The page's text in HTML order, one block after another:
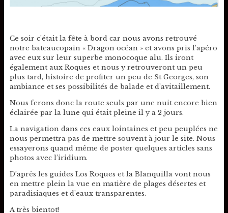
Ce soir c’était la fête à bord car nous avons retrouvé
notre bateaucopain « Dragon océan » et avons pris l’apéro
avec eux sur leur superbe monocoque alu. Ils iront
également aux Roques et nous y retrouveront un peu
plus tard, histoire de profiter un peu de St Georges, son
ambiance et ses possibilités de balade et d’avitaillement.
Nous ferons donc la route seuls par une nuit encore bien
éclairée par la lune qui était pleine il y a 2 jours.
La navigation dans ces eaux lointaines et peu peuplées ne
nous permettra pas de mettre souvent à jour le site. Nous
essayerons quand même de poster quelques articles sans
photos avec l’iridium.
D’après les guides Los Roques et la Blanquilla vont nous
en mettre plein la vue en matière de plages désertes et
paradisiaques et d’eaux transparentes.
A très bientot!